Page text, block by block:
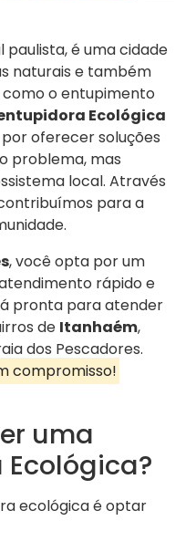
paulista, é uma cidade
naturais e também
como o entupimento
Ecológica
oferecer soluções
problema, mas
local. Através
para a
, você opta por um
rápido e
pronta para atender
de Itanhaém,
dos Pescadores.
compromisso!
uma
ecológica é optar